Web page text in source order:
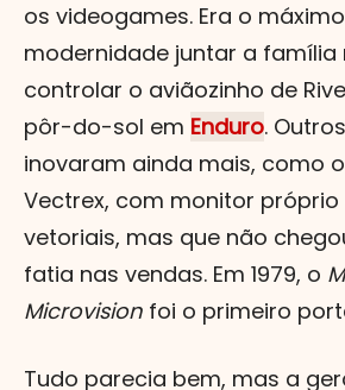
os videogames. Era o
modernidade juntar a família
controlar o aviãozinho de
pôr-do-sol em Enduro.
inovaram ainda mais, como
Vectrex, com monitor
vetoriais, mas que não
fatia nas vendas. Em 1979, o
Microvision foi o primeiro
Tudo parecia bem, mas a